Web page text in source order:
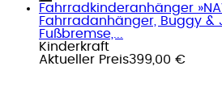
Fahrradkinderanhänger
Fahrradanhänger, Buggy &
Fußbremse,...
Kinderkraft
Aktueller Preis399,00 €